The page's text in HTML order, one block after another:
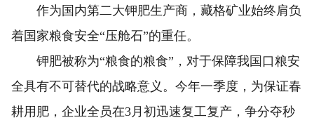
作为国内第二大钾肥生产商，藏格矿业始终肩负
着国家粮食安全“压舱石”的重任。
钾肥被称为“粮食的粮食”，对于保障我国口粮安
全具有不可替代的战略意义。今年一季度，为保证春
耕用肥，企业全员在3月初迅速复工复产，争分夺秒